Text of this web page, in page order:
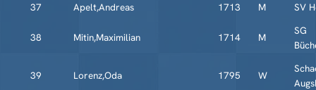
37
Apelt,Andreas 1713 M SV
38 Mitin,Maximilian 1714 M
SG
39 Lorenz,Oda 1795 W